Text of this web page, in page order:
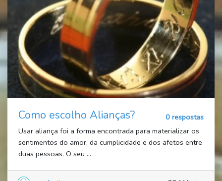
Como escolho Alianças?
0 respostas
Usar aliança foi a forma encontrada para materializar os
sentimentos do amor, da cumplicidade e dos afetos entre
duas pessoas. O seu ...